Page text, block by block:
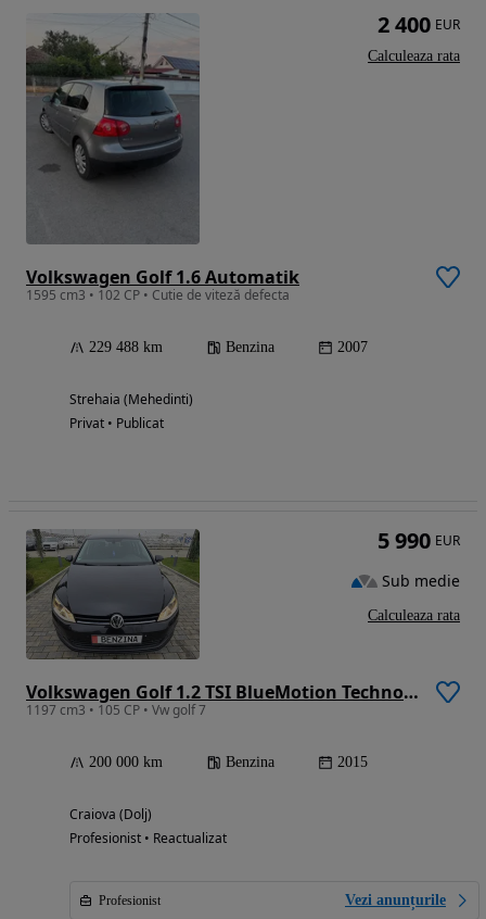
Volkswagen Golf 1.6 Automatik
1595 cm3 • 102 CP • Cutie de viteză defecta
229 488 km Benzina 2007
Strehaia (Mehedinti)
Privat • Publicat
2 400 EUR
Calculeaza rata
Volkswagen Golf 1.2 TSI BlueMotion Technology Comfortline
1197 cm3 • 105 CP • Vw golf 7
200 000 km Benzina 2015
Craiova (Dolj)
Profesionist • Reactualizat
Profesionist Vezi anunțurile
5 990 EUR
Sub medie
Calculeaza rata